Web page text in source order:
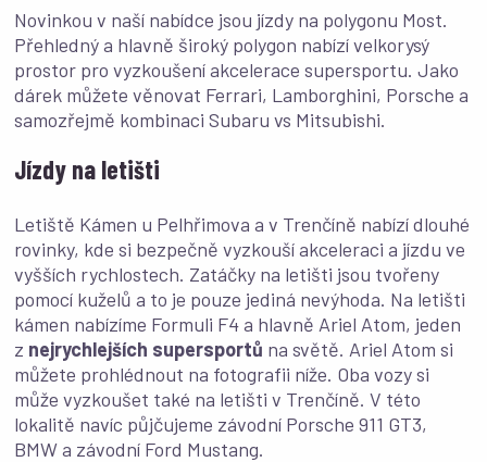
Novinkou v naší nabídce jsou jízdy na polygonu Most.
Přehledný a hlavně široký polygon nabízí velkorysý
prostor pro vyzkoušení akcelerace supersportu. Jako
dárek můžete věnovat Ferrari, Lamborghini, Porsche a
samozřejmě kombinaci Subaru vs Mitsubishi.
Jízdy na letišti
Letiště Kámen u Pelhřimova a v Trenčíně nabízí dlouhé
rovinky, kde si bezpečně vyzkouší akceleraci a jízdu ve
vyšších rychlostech. Zatáčky na letišti jsou tvořeny
pomocí kuželů a to je pouze jediná nevýhoda. Na letišti
kámen nabízíme Formuli F4 a hlavně Ariel Atom, jeden
z nejrychlejších supersportů na světě. Ariel Atom si
můžete prohlédnout na fotografii níže. Oba vozy si
může vyzkoušet také na letišti v Trenčíně. V této
lokalitě navíc půjčujeme závodní Porsche 911 GT3,
BMW a závodní Ford Mustang.